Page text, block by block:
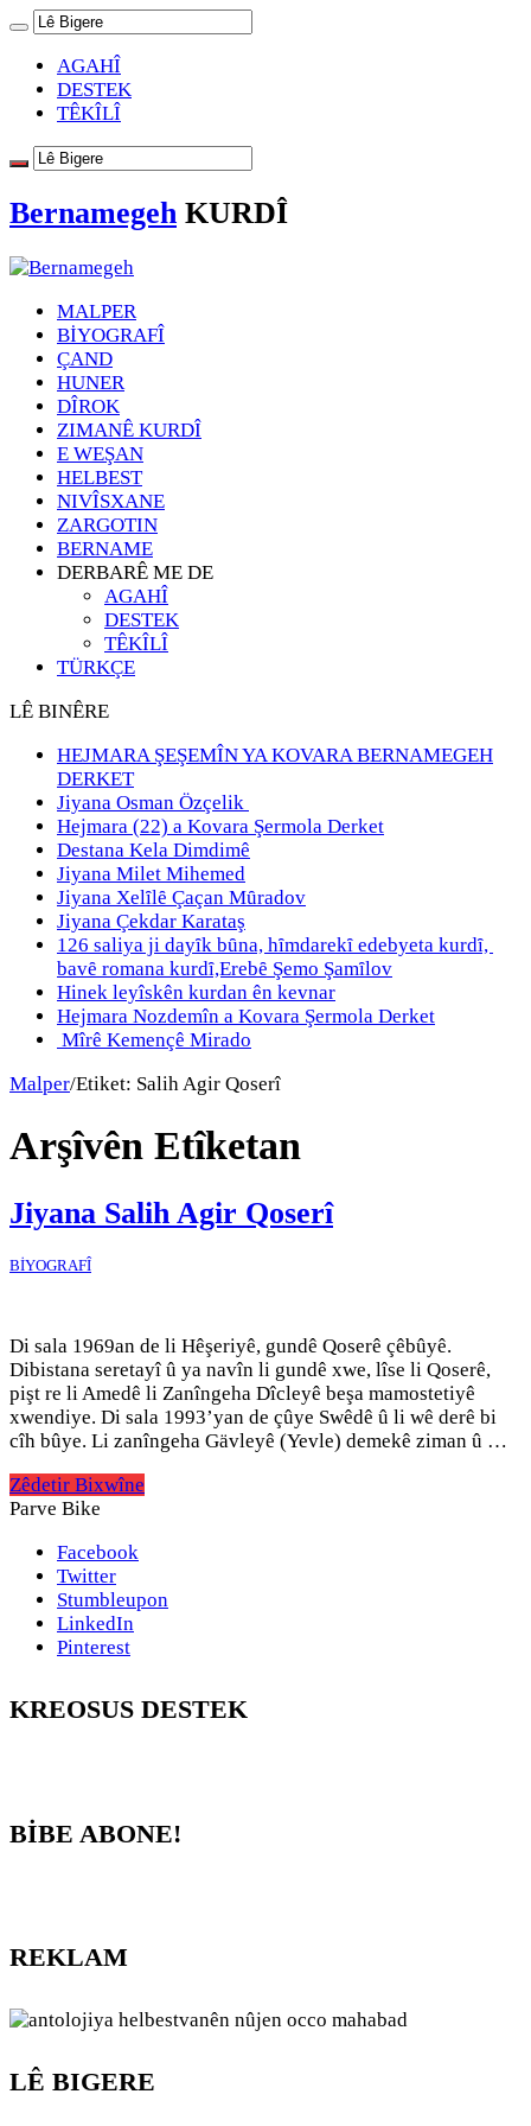
AGAHÎ
DESTEK
TÊKÎLÎ
Bernamegeh KURDÎ
MALPER
BİYOGRAFÎ
ÇAND
HUNER
DÎROK
ZIMANÊ KURDÎ
E WEŞAN
HELBEST
NIVÎSXANE
ZARGOTIN
BERNAME
DERBARÊ ME DE
AGAHÎ
DESTEK
TÊKÎLÎ
TÜRKÇE
LÊ BINÊRE
HEJMARA ŞEŞEMÎN YA KOVARA BERNAMEGEH
DERKET
Jiyana Osman Özçelik
Hejmara (22) a Kovara Şermola Derket
Destana Kela Dimdimê
Jiyana Milet Mihemed
Jiyana Xelȋlȇ Çaçan Mȗradov
Jiyana Çekdar Karataş
126 saliya ji dayȋk bȗna, hȋmdarekȋ edebyeta kurdȋ,
bavȇ romana kurdȋ,Erebȇ Şemo Şamȋlov
Hinek leyîskên kurdan ên kevnar
Hejmara Nozdemîn a Kovara Şermola Derket
Mîrê Kemençê Mirado
Malper/Etiket: Salih Agir Qoserî
Arşîvên Etîketan
Jiyana Salih Agir Qoserî
BİYOGRAFÎ
Di sala 1969an de li Hêşeriyê, gundê Qoserê çêbûyê.
Dibistana seretayî û ya navîn li gundê xwe, lîse li Qoserê,
pişt re li Amedê li Zanîngeha Dîcleyê beşa mamostetiyê
xwendiye. Di sala 1993’yan de çûye Swêdê û li wê derê bi
cîh bûye. Li zanîngeha Gävleyê (Yevle) demekê ziman û …
Zêdetir Bixwîne
Parve Bike
Facebook
Twitter
Stumbleupon
LinkedIn
Pinterest
KREOSUS DESTEK
BİBE ABONE!
REKLAM
LÊ BIGERE